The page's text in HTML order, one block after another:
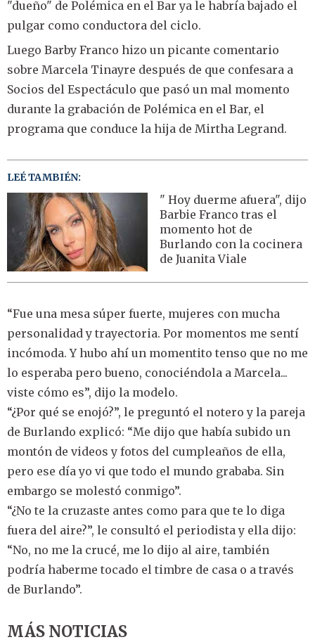
"dueño" de Polémica en el Bar ya le habría bajado el
pulgar como conductora del ciclo.
Luego Barby Franco hizo un picante comentario
sobre Marcela Tinayre después de que confesara a
Socios del Espectáculo que pasó un mal momento
durante la grabación de Polémica en el Bar, el
programa que conduce la hija de Mirtha Legrand.
LEÉ TAMBIÉN:
" Hoy duerme afuera", dijo
Barbie Franco tras el
momento hot de
Burlando con la cocinera
de Juanita Viale
“Fue una mesa súper fuerte, mujeres con mucha
personalidad y trayectoria. Por momentos me sentí
incómoda. Y hubo ahí un momentito tenso que no me
lo esperaba pero bueno, conociéndola a Marcela...
viste cómo es”, dijo la modelo.
“¿Por qué se enojó?”, le preguntó el notero y la pareja
de Burlando explicó: “Me dijo que había subido un
montón de videos y fotos del cumpleaños de ella,
pero ese día yo vi que todo el mundo grababa. Sin
embargo se molestó conmigo”.
“¿No te la cruzaste antes como para que te lo diga
fuera del aire?”, le consultó el periodista y ella dijo:
“No, no me la crucé, me lo dijo al aire, también
podría haberme tocado el timbre de casa o a través
de Burlando”.
MÁS NOTICIAS